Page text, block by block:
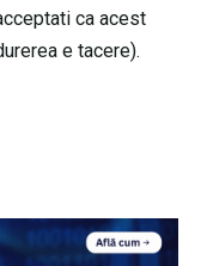
ca acest
e tacere).